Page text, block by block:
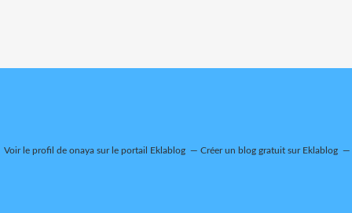
Voir le profil de onaya sur le portail Eklablog Créer un blog gratuit sur Eklablog